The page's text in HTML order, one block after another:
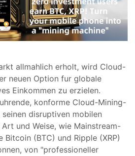
allmahlich erholt, wird Cloud-
neuen Option fur globale
Einkommen zu erzielen.
konforme Cloud-Mining-
disruptiven mobilen
und Weise, wie Mainstream-
Bitcoin (BTC) und Ripple (XRP)
von "professioneller